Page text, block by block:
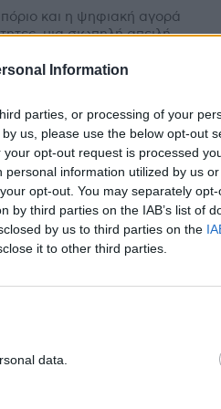
Information
parties, or processing of your
us, please use the below opt-out
opt-out request is processed
information utilized by us
opt-out. You may separately
by third parties on the IAB’s list of
by us to third parties on the
it to other third parties.
data.
και η ψηφιακή αγορά
μια σιωπηλή απειλή
ανακοίνωσε νέα
Κατόπιν
HELLAS ΑΕ
επιστημονικές
ΕΟΦ
της ουσίας
οποίας άλλαξαν από